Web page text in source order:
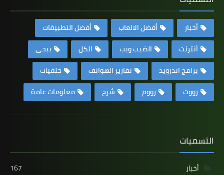
أخبار أفضل الالعاب
أفضل التطبيقات
أنترنت
الضيب ويب الكل
ببجى
برامج اندرويد
تقارير الهواتف
خلفيات
رووت
رووم شرح معلومات عامة
التسميات
أخبار
167